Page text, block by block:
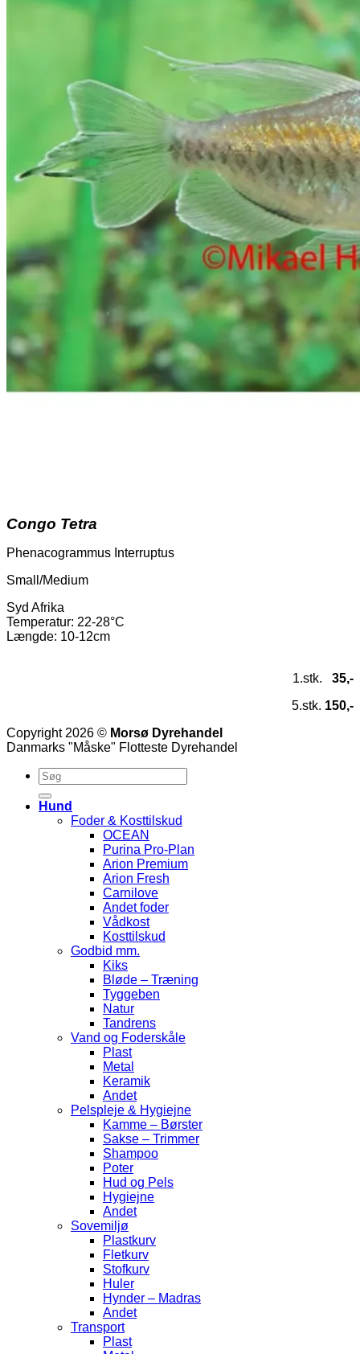
Congo Tetra
Phenacogrammus Interruptus
Small/Medium
Syd Afrika
Temperatur: 22-28°C
Længde: 10-12cm
1.stk. 35,-
5.stk. 150,-
Copyright 2026 © Morsø Dyrehandel
Danmarks "Måske" Flotteste Dyrehandel
Hund
Foder & Kosttilskud
OCEAN
Purina Pro-Plan
Arion Premium
Arion Fresh
Carnilove
Andet foder
Vådkost
Kosttilskud
Godbid mm.
Kiks
Bløde – Træning
Tyggeben
Natur
Tandrens
Vand og Foderskåle
Plast
Metal
Keramik
Andet
Pelspleje & Hygiejne
Kamme – Børster
Sakse – Trimmer
Shampoo
Poter
Hud og Pels
Hygiejne
Andet
Sovemiljø
Plastkurv
Fletkurv
Stofkurv
Huler
Hynder – Madras
Andet
Transport
Plast